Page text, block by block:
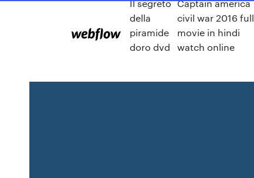
Il segreto
della
piramide
doro dvd
Captain america
civil war 2016 full
movie in hindi
watch online